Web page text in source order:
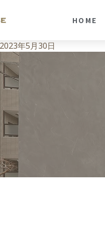
HOME
2023年5月30日